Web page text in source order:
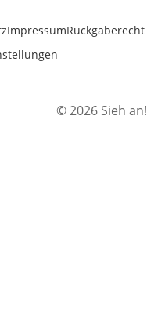
ImpressumRückgaberecht
© 2026 Sieh an!